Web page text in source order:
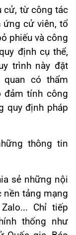
cử, từ công tác
ứng cử viên, tổ
phiếu và công
định cụ thể,
trình này đặt
có thẩm
đảm tính công
quy định pháp
thông tin
sẻ những nội
nền tảng mạng
Chỉ tiếp
thống như